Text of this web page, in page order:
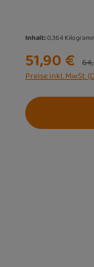
Inhalt:0.364
51,90 €
Preise inkl. MwSt.